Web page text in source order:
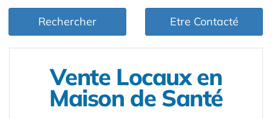
Rechercher Etre Contacté
Vente Locaux en
Maison de Santé